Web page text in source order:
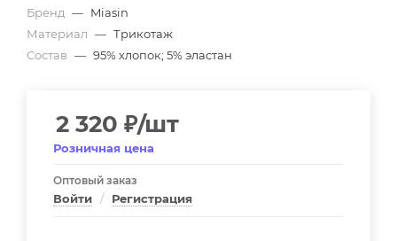
Бренд — Miasin
Материал — Трикотаж
Состав — 95% хлопок; 5% эластан
2 320 ₽/шт
Розничная цена
Оптовый заказ
Войти / Регистрация